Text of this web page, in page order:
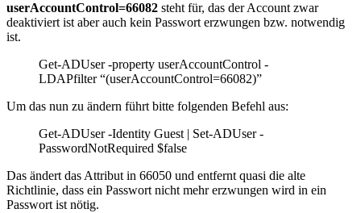
userAccountControl=66082 steht für, das der Account zwar
deaktiviert ist aber auch kein Passwort erzwungen bzw. notwendig
ist.
Get-ADUser -property userAccountControl -
LDAPfilter “(userAccountControl=66082)”
Um das nun zu ändern führt bitte folgenden Befehl aus:
Get-ADUser -Identity Guest | Set-ADUser -
PasswordNotRequired $false
Das ändert das Attribut in 66050 und entfernt quasi die alte
Richtlinie, dass ein Passwort nicht mehr erzwungen wird in ein
Passwort ist nötig.